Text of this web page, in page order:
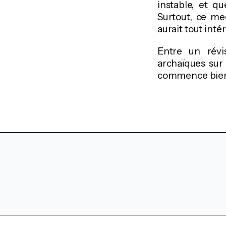
instable, et
Surtout, ce
aurait tout
Entre un
archaïques
commence